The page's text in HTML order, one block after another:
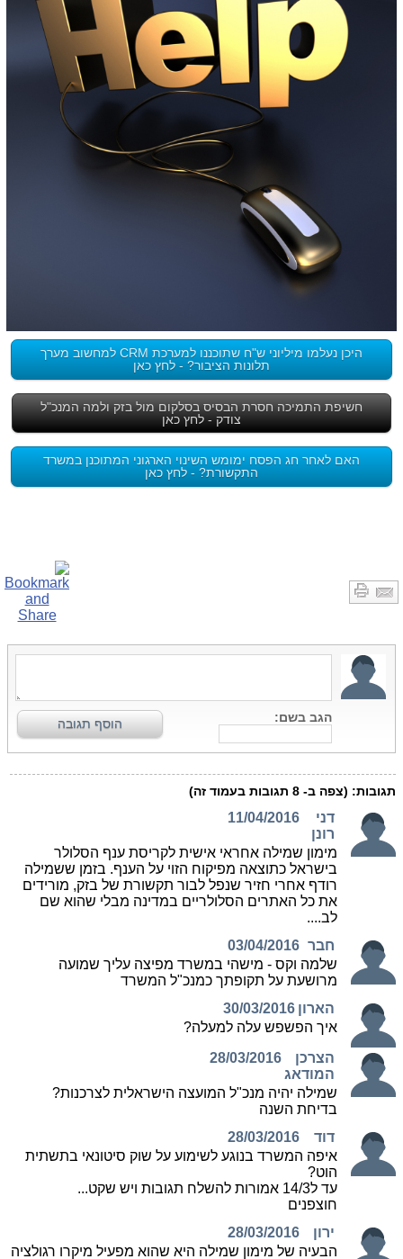
היכן נעלמו מיליוני ש"ח שתוכננו למערכת CRM למחשוב מערך
תלונות הציבור? - לחץ כאן
חשיפת התמיכה חסרת הבסיס בסלקום מול בזק ולמה המנכ"ל
צודק - לחץ כאן
האם לאחר חג הפסח ימומש השינוי הארגוני המתוכנן במשרד
התקשורת? - לחץ כאן